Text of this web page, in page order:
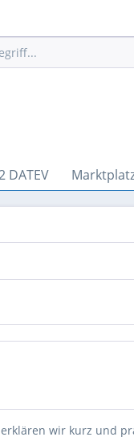
DATEV
wir kurz und